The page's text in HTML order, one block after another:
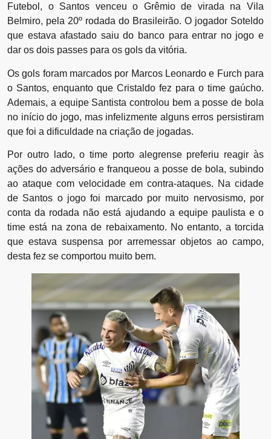
Futebol, o Santos venceu o Grêmio de virada na Vila
Belmiro, pela 20º rodada do Brasileirão. O jogador Soteldo
que estava afastado saiu do banco para entrar no jogo e
dar os dois passes para os gols da vitória.
Os gols foram marcados por Marcos Leonardo e Furch para
o Santos, enquanto que Cristaldo fez para o time gaúcho.
Ademais, a equipe Santista controlou bem a posse de bola
no início do jogo, mas infelizmente alguns erros persistiram
que foi a dificuldade na criação de jogadas.
Por outro lado, o time porto alegrense preferiu reagir às
ações do adversário e franqueou a posse de bola, subindo
ao ataque com velocidade em contra-ataques. Na cidade
de Santos o jogo foi marcado por muito nervosismo, por
conta da rodada não está ajudando a equipe paulista e o
time está na zona de rebaixamento. No entanto, a torcida
que estava suspensa por arremessar objetos ao campo,
desta fez se comportou muito bem.